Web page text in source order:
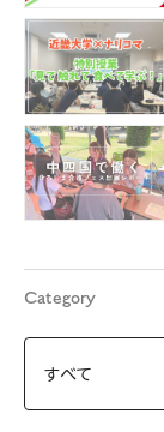
Category